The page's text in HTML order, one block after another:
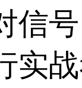
信
实